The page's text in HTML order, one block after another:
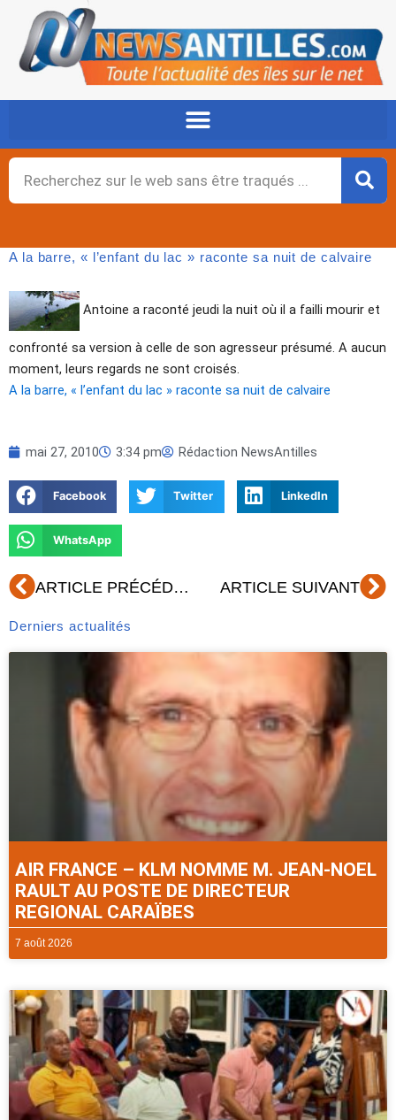
contenu
Rechercher
A la barre, « l’enfant du lac » raconte sa nuit de calvaire
Antoine a raconté jeudi la nuit où il a failli mourir et
confronté sa version à celle de son agresseur présumé. A aucun
moment, leurs regards ne sont croisés.
A la barre, « l’enfant du lac » raconte sa nuit de calvaire
mai 27, 2010 3:34 pm Rédaction NewsAntilles
Facebook Twitter LinkedIn
WhatsApp
Précédent ARTICLE PRÉCÉDENT ARTICLE SUIVANT
Derniers actualités
AIR FRANCE – KLM NOMME M. JEAN-NOEL
RAULT AU POSTE DE DIRECTEUR
REGIONAL CARAÏBES
7 août 2026